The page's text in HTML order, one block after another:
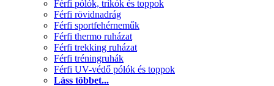
Férfi pólók, trikók és toppok
Férfi rövidnadrág
Férfi sportfehérneműk
Férfi thermo ruházat
Férfi trekking ruházat
Férfi tréningruhák
Férfi UV-védő pólók és toppok
Láss többet...